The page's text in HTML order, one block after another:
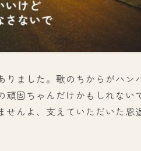
ました。歌のちからがハン
固ちゃんだけかもしれない
んよ、支えていただいた恩